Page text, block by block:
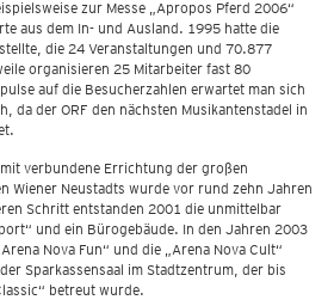
zur Messe „Apropos Pferd 2006“
aus dem In- und Ausland. 1995 hatte die
die 24 Veranstaltungen und 70.877
organisieren 25 Mitarbeiter fast 80
auf die Besucherzahlen erwartet man sich
da der ORF den nächsten Musikantenstadel in
verbundene Errichtung der großen
Wiener Neustadts wurde vor rund zehn Jahren
Schritt entstanden 2001 die unmittelbar
und ein Bürogebäude. In den Jahren 2003
Nova Fun“ und die „Arena Nova Cult“
Sparkassensaal im Stadtzentrum, der bis
betreut wurde.